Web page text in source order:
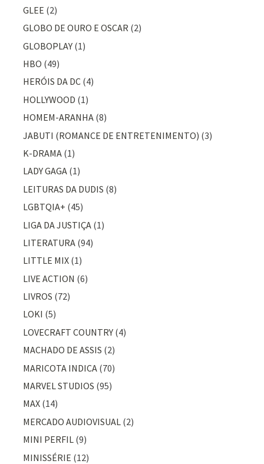
GLEE (2)
GLOBO DE OURO E OSCAR (2)
GLOBOPLAY (1)
HBO (49)
HERÓIS DA DC (4)
HOLLYWOOD (1)
HOMEM-ARANHA (8)
JABUTI (ROMANCE DE ENTRETENIMENTO) (3)
K-DRAMA (1)
LADY GAGA (1)
LEITURAS DA DUDIS (8)
LGBTQIA+ (45)
LIGA DA JUSTIÇA (1)
LITERATURA (94)
LITTLE MIX (1)
LIVE ACTION (6)
LIVROS (72)
LOKI (5)
LOVECRAFT COUNTRY (4)
MACHADO DE ASSIS (2)
MARICOTA INDICA (70)
MARVEL STUDIOS (95)
MAX (14)
MERCADO AUDIOVISUAL (2)
MINI PERFIL (9)
MINISSÉRIE (12)